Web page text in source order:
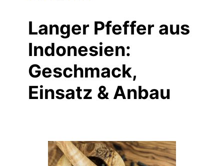
Langer Pfeffer aus
Indonesien:
Geschmack,
Einsatz & Anbau